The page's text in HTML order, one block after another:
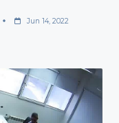
Jun 14, 2022